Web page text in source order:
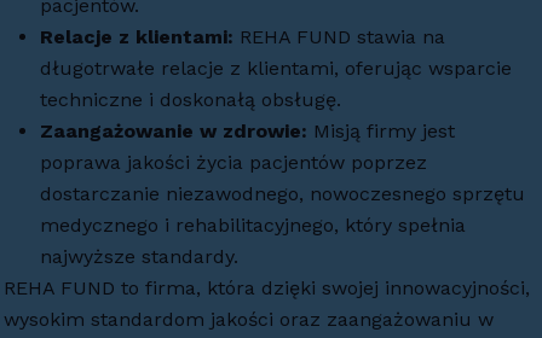
pacjentów.
Relacje z klientami: REHA FUND stawia na
długotrwałe relacje z klientami, oferując wsparcie
techniczne i doskonałą obsługę.
Zaangażowanie w zdrowie: Misją firmy jest
poprawa jakości życia pacjentów poprzez
dostarczanie niezawodnego, nowoczesnego sprzętu
medycznego i rehabilitacyjnego, który spełnia
najwyższe standardy.
REHA FUND to firma, która dzięki swojej innowacyjności,
wysokim standardom jakości oraz zaangażowaniu w